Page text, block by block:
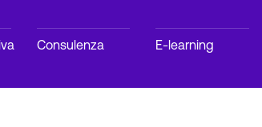
Consulenza E-learning